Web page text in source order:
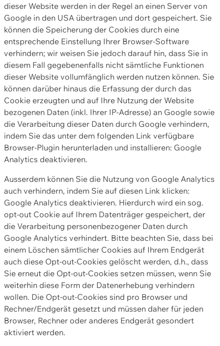
dieser Website werden in der Regel an einen Server von
Google in den USA übertragen und dort gespeichert. Sie
können die Speicherung der Cookies durch eine
entsprechende Einstellung Ihrer Browser-Software
verhindern; wir weisen Sie jedoch darauf hin, dass Sie in
diesem Fall gegebenenfalls nicht sämtliche Funktionen
dieser Website vollumfänglich werden nutzen können. Sie
können darüber hinaus die Erfassung der durch das
Cookie erzeugten und auf Ihre Nutzung der Website
bezogenen Daten (inkl. Ihrer IP-Adresse) an Google sowie
die Verarbeitung dieser Daten durch Google verhindern,
indem Sie das unter dem folgenden Link verfügbare
Browser-Plugin herunterladen und installieren: Google
Analytics deaktivieren.
Ausserdem können Sie die Nutzung von Google Analytics
auch verhindern, indem Sie auf diesen Link klicken:
Google Analytics deaktivieren. Hierdurch wird ein sog.
opt-out Cookie auf Ihrem Datenträger gespeichert, der
die Verarbeitung personenbezogener Daten durch
Google Analytics verhindert. Bitte beachten Sie, dass bei
einem Löschen sämtlicher Cookies auf Ihrem Endgerät
auch diese Opt-out-Cookies gelöscht werden, d.h., dass
Sie erneut die Opt-out-Cookies setzen müssen, wenn Sie
weiterhin diese Form der Datenerhebung verhindern
wollen. Die Opt-out-Cookies sind pro Browser und
Rechner/Endgerät gesetzt und müssen daher für jeden
Browser, Rechner oder anderes Endgerät gesondert
aktiviert werden.